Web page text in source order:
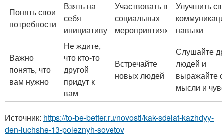
Понять свои
потребности
Взять на
себя
инициативу
Участвовать в
социальных
мероприятиях
Улучшить
навыки
Важно
понять, что
вам нужно
Не ждите,
что кто-то
другой
придут к
вам
Встречайте
новых людей
Слушайте
людей и
выражайте
мысли и
Источник: https://to-be-better.ru/novosti/kak-sdelat-kazhdyy-
den-luchshe-13-poleznyh-sovetov